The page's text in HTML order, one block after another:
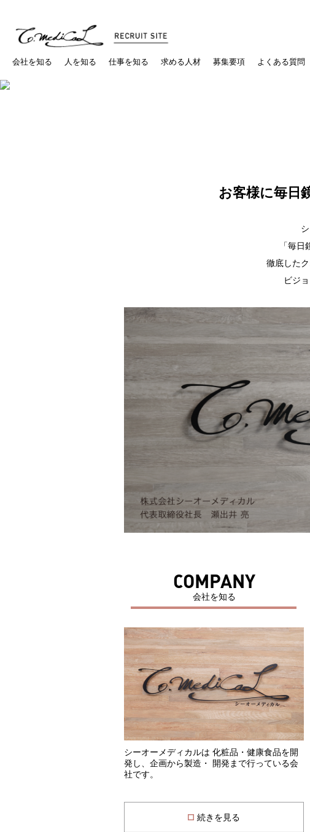
会社を知る 人を知る 仕事を知る 求める人材 募集要項 よくある質問
お客様に毎日
「毎
徹底した
ビジ
COMPANY
会社を知る
シーオーメディカルは 化粧品・健康食品を開
発し、企画から製造・ 開発まで行っている会
社です。
続きを見る